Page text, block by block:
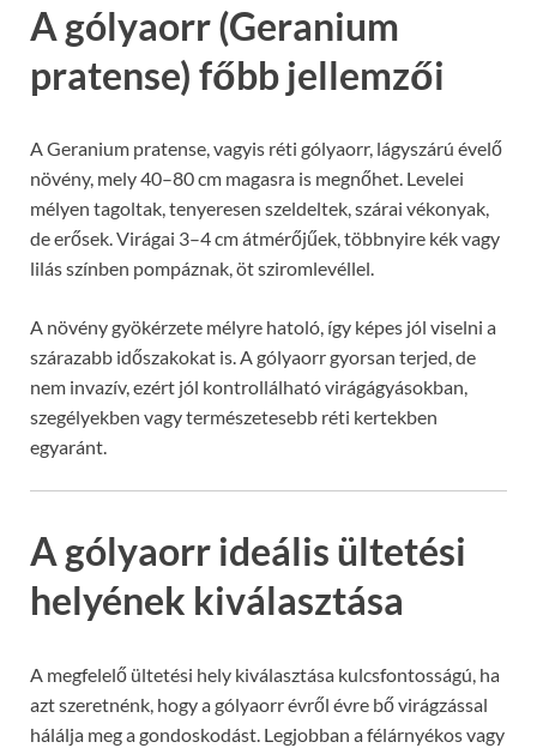
A gólyaorr (Geranium
pratense) főbb jellemzői
A Geranium pratense, vagyis réti gólyaorr, lágyszárú évelő
növény, mely 40–80 cm magasra is megnőhet. Levelei
mélyen tagoltak, tenyeresen szeldeltek, szárai vékonyak,
de erősek. Virágai 3–4 cm átmérőjűek, többnyire kék vagy
lilás színben pompáznak, öt sziromlevéllel.
A növény gyökérzete mélyre hatoló, így képes jól viselni a
szárazabb időszakokat is. A gólyaorr gyorsan terjed, de
nem invazív, ezért jól kontrollálható virágágyásokban,
szegélyekben vagy természetesebb réti kertekben
egyaránt.
A gólyaorr ideális ültetési
helyének kiválasztása
A megfelelő ültetési hely kiválasztása kulcsfontosságú, ha
azt szeretnénk, hogy a gólyaorr évről évre bő virágzással
hálálja meg a gondoskodást. Legjobban a félárnyékos vagy